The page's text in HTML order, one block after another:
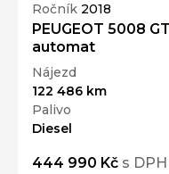
Ročník 2018
PEUGEOT 5008
automat
Nájezd
122 486 km
Palivo
Diesel
444 990 Kč s DPH